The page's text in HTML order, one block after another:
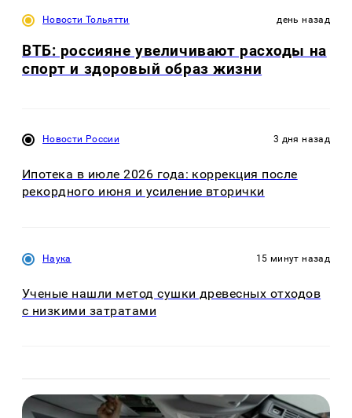
Новости Тольятти день назад
ВТБ: россияне увеличивают расходы на
спорт и здоровый образ жизни
Новости России 3 дня назад
Ипотека в июле 2026 года: коррекция после
рекордного июня и усиление вторички
Наука 15 минут назад
Ученые нашли метод сушки древесных отходов
с низкими затратами